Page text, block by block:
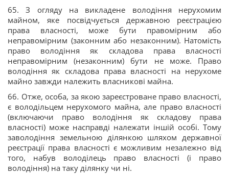
65. З огляду на викладене володіння нерухомим
майном, яке посвідчується державною реєстрацією
права власності, може бути правомірним або
неправомірним (законним або незаконним). Натомість
право володіння як складова права власності
неправомірним (незаконним) бути не може. Право
володіння як складова права власності на нерухоме
майно завжди належить власникові майна.
66. Отже, особа, за якою зареєстроване право власності,
є володільцем нерухомого майна, але право власності
(включаючи право володіння як складову права
власності) може насправді належати іншій особі. Тому
заволодіння земельною ділянкою шляхом державної
реєстрації права власності є можливим незалежно від
того, набув володілець право власності (і право
володіння) на таку ділянку чи ні.